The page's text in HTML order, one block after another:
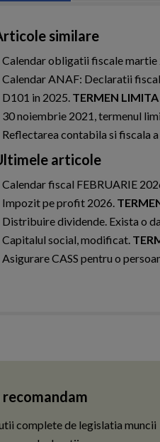
similare
Calendar obligatii fiscale
Calendar ANAF: Declaratii
D101 in 2025. TERMEN LIMITA
30 noiembrie 2021, termenul
Reflectarea contabila si fiscala
articole
Calendar fiscal FEBRUARIE
Impozit pe profit 2026.
Distribuire dividende. Exista o
Capitalul social, modificat.
Asigurare CASS pentru o
recomandam
complete de legislatia muncii